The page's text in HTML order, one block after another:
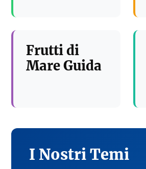
Frutti di
Mare Guida
I Nostri Temi